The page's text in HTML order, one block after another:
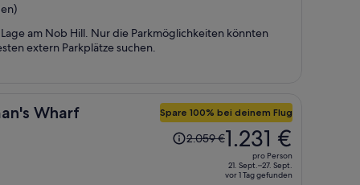
pro
Person
am Nob Hill. Nur die Parkmöglichkeiten könnten
extern Parkplätze suchen.
Wharf Spare 100% bei deinem Flug
Der
Preis2.059 €1.231 €
pro Person
21. Sept.–27. Sept.
vor 1 Tag gefunden